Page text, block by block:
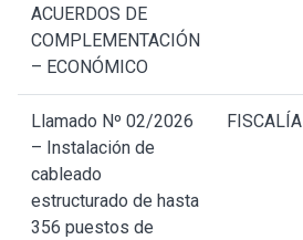
ACUERDOS DE
COMPLEMENTACIÓN
– ECONÓMICO
Llamado Nº 02/2026
– Instalación de
cableado
estructurado de hasta
356 puestos de
FISCALÍA